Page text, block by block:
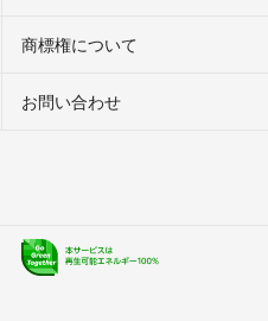
商標権について
お問い合わせ